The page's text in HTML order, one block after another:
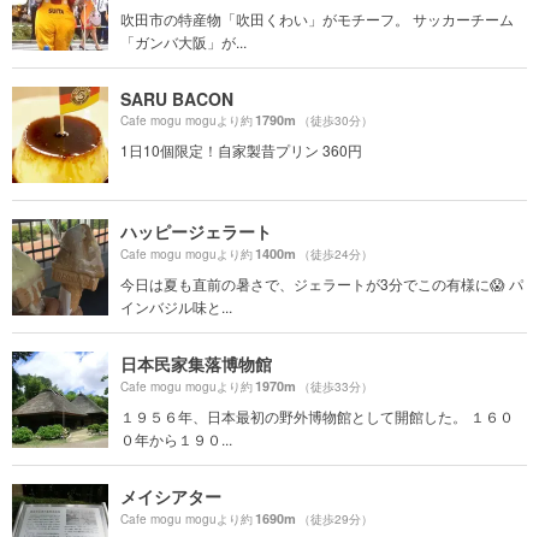
吹田市の特産物「吹田くわい」がモチーフ。 サッカーチーム
「ガンバ大阪」が...
SARU BACON
Cafe mogu moguより約1790m （徒歩30分）
1日10個限定！自家製昔プリン 360円
ハッピージェラート
Cafe mogu moguより約1400m （徒歩24分）
今日は夏も直前の暑さで、ジェラートが3分でこの有様に😱 パ
インバジル味と...
日本民家集落博物館
Cafe mogu moguより約1970m （徒歩33分）
１９５６年、日本最初の野外博物館として開館した。 １６０
０年から１９０...
メイシアター
Cafe mogu moguより約1690m （徒歩29分）